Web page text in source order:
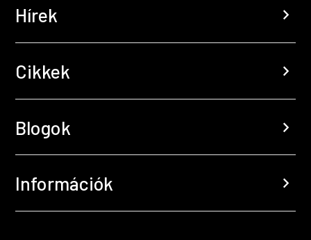
Hírek chevron_right
Cikkek chevron_right
Blogok chevron_right
Információk chevron_right